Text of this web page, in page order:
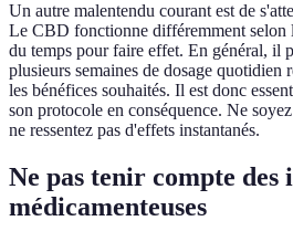
Un autre malentendu courant est de
Le CBD fonctionne différemment selon
du temps pour faire effet. En général, il
plusieurs semaines de dosage quotidien
les bénéfices souhaités. Il est donc
son protocole en conséquence. Ne
ne ressentez pas d'effets instantanés.
Ne pas tenir compte des
médicamenteuses